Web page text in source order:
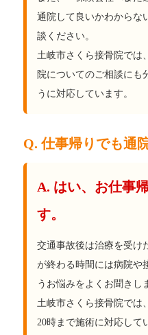
通院して良いかわからな
談ください。
土岐市さくら接骨院では
院についてのご相談にも
うに対応しています。
Q. 仕事帰りでも通
A. はい、お仕事
す。
交通事故後は治療を受け
が終わる時間には病院や
うお悩みをよくお聞きし
土岐市さくら接骨院では
20時まで施術に対応して